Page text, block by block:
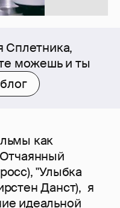
Сплетника,
можешь и ты
как
"Улыбка
Данст), я
идеальной